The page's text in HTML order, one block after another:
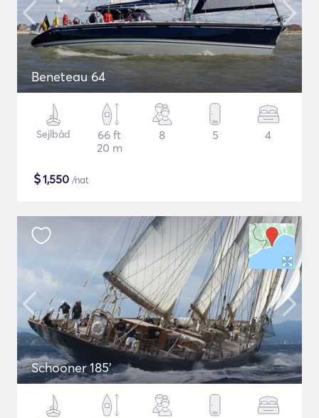
Beneteau 64
Sejlbåd
66 ft
20 m
8 5 4
$1,550 /nat
Schooner 185'